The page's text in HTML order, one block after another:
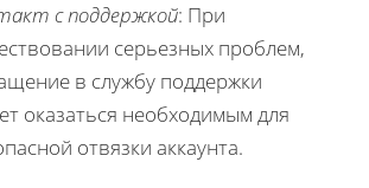
с поддержкой: При
серьезных проблем,
в службу поддержки
оказаться необходимым для
отвязки аккаунта.